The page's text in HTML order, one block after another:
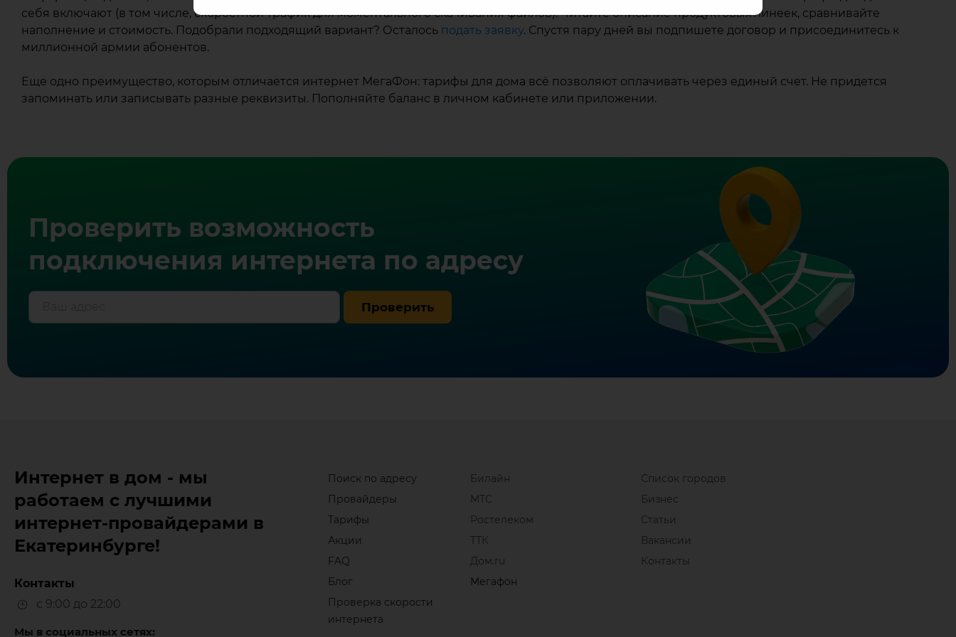
себя включают (в том числе, скоростной трафик для моментального скачивания файлов). Читайте описание продуктовых линеек, сравнивайте
наполнение и стоимость. Подобрали подходящий вариант? Осталось подать заявку. Спустя пару дней вы подпишете договор и присоединитесь к
миллионной армии абонентов.
Еще одно преимущество, которым отличается интернет МегаФон: тарифы для дома всё позволяют оплачивать через единый счет. Не придется
запоминать или записывать разные реквизиты. Пополняйте баланс в личном кабинете или приложении.
Проверить возможность
подключения интернета по адресу
Проверить
Интернет в дом - мы
работаем с лучшими
интернет-провайдерами в
Екатеринбурге!
Контакты
с 9:00 до 22:00
Мы в социальных сетях:
Поиск по адресу
Провайдеры
Тарифы
Акции
FAQ
Блог
Проверка скорости
интернета
Билайн
МТС
Ростелеком
ТТК
Дом.ru
Мегафон
Список городов
Бизнес
Статьи
Вакансии
Контакты